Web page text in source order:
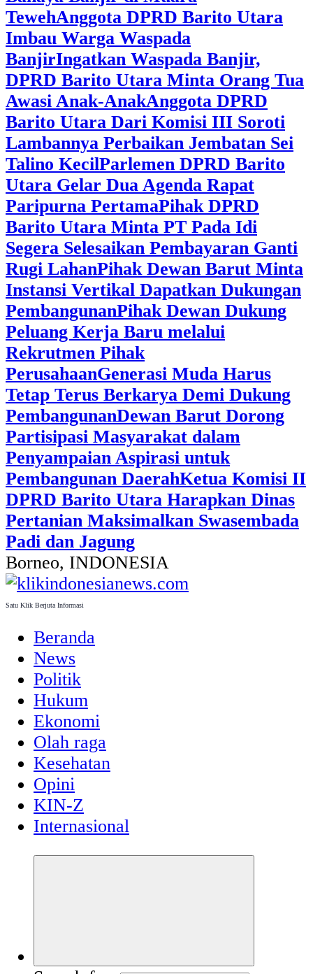
TewehAnggota DPRD Barito Utara
Imbau Warga Waspada
BanjirIngatkan Waspada Banjir,
DPRD Barito Utara Minta Orang Tua
Awasi Anak-AnakAnggota DPRD
Barito Utara Dari Komisi III Soroti
Lambannya Perbaikan Jembatan Sei
Talino KecilParlemen DPRD Barito
Utara Gelar Dua Agenda Rapat
Paripurna PertamaPihak DPRD
Barito Utara Minta PT Pada Idi
Segera Selesaikan Pembayaran Ganti
Rugi LahanPihak Dewan Barut Minta
Instansi Vertikal Dapatkan Dukungan
PembangunanPihak Dewan Dukung
Peluang Kerja Baru melalui
Rekrutmen Pihak
PerusahaanGenerasi Muda Harus
Tetap Terus Berkarya Demi Dukung
PembangunanDewan Barut Dorong
Partisipasi Masyarakat dalam
Penyampaian Aspirasi untuk
Pembangunan DaerahKetua Komisi II
DPRD Barito Utara Harapkan Dinas
Pertanian Maksimalkan Swasembada
Padi dan Jagung
Borneo, INDONESIA
Satu Klik Berjuta Informasi
Beranda
News
Politik
Hukum
Ekonomi
Olah raga
Kesehatan
Opini
KIN-Z
Internasional